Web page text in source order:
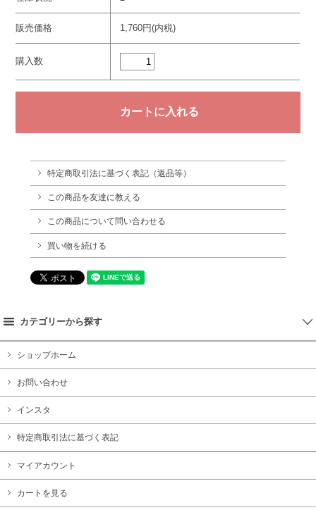
販売価格 1,760円(内税)
購入数
特定商取引法に基づく表記（返品等）
この商品を友達に教える
この商品について問い合わせる
買い物を続ける
カテゴリーから探す
ショップホーム
お問い合わせ
インスタ
特定商取引法に基づく表記
マイアカウント
カートを見る